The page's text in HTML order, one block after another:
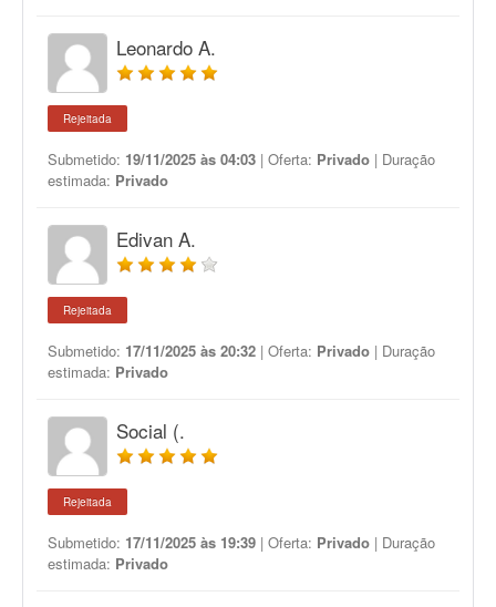
Leonardo A.
Rejeitada
Submetido: 19/11/2025 às 04:03 | Oferta: Privado | Duração
estimada: Privado
Edivan A.
Rejeitada
Submetido: 17/11/2025 às 20:32 | Oferta: Privado | Duração
estimada: Privado
Social (.
Rejeitada
Submetido: 17/11/2025 às 19:39 | Oferta: Privado | Duração
estimada: Privado